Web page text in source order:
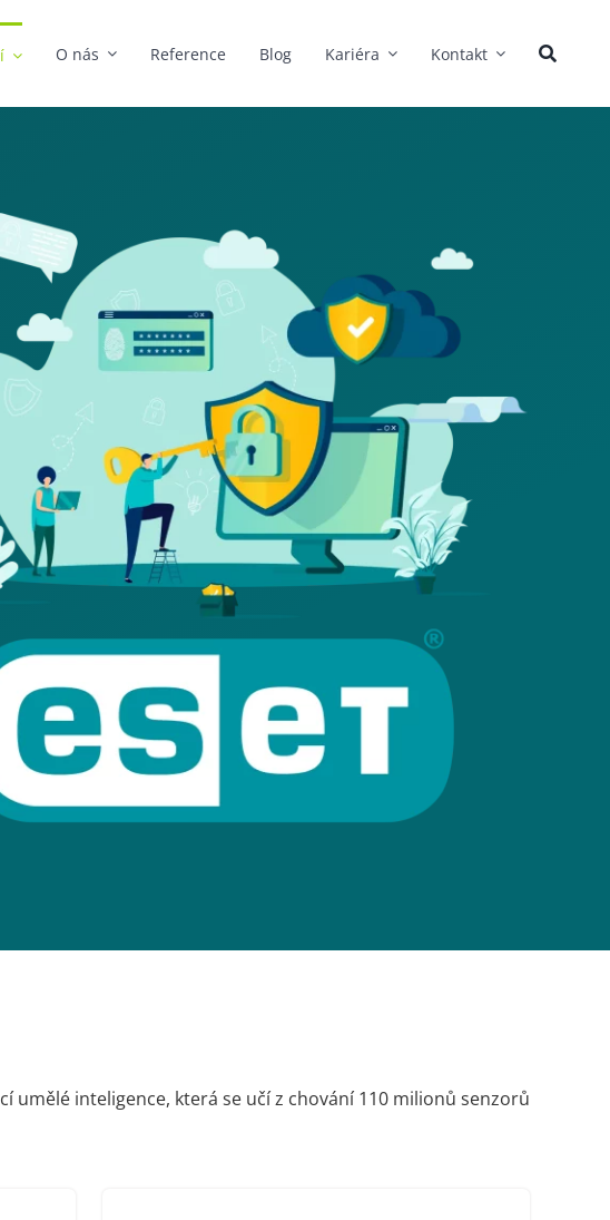
O nás Reference Blog Kariéra Kontakt
umělé inteligence, která se učí z chování 110 milionů senzorů